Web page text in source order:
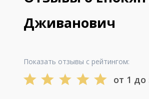
Дживанович
Показать отзывы с рейтингом:
от 1 до